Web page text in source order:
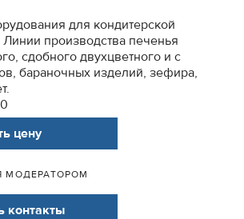
для кондитерской
производства печенья
сдобного двухцветного и с
бараночных изделий, зефира,
цену
МОДЕРАТОРОМ
контакты